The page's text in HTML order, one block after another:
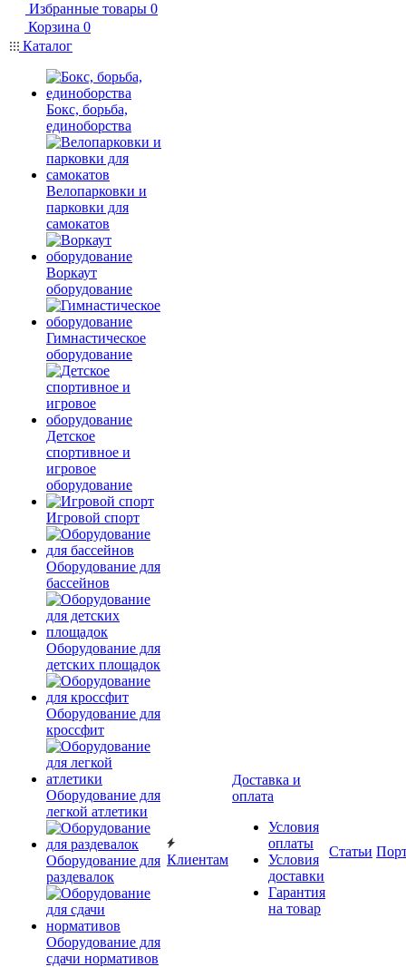
Избранные товары 0
Корзина 0
Каталог
Бокс, борьба,
единоборства
Велопарковки и
парковки для
самокатов
Воркаут
оборудование
Гимнастическое
оборудование
Детское
спортивное и
игровое
оборудование
Игровой спорт
Оборудование для
бассейнов
Оборудование для
детских площадок
Оборудование для
кроссфит
Оборудование для
легкой атлетики
Оборудование для
раздевалок
Оборудование для
сдачи нормативов
Клиентам
Доставка и
оплата
Условия
оплаты
Условия
доставки
Гарантия
на товар
Статьи